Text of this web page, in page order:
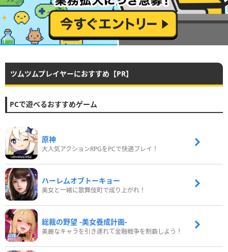
ツムツムプレイヤーにおすすめ【PR】
PCで遊べるおすすめゲーム
原神
大人気アクションRPGをPCで快適プレイ！
ハーレムオブトーキョー
美女と一緒に歌舞伎町で成り上がれ！
総裁の野望 -美女養成計画-
美麗なキャラを引き連れて金融戦争を制覇しよう！